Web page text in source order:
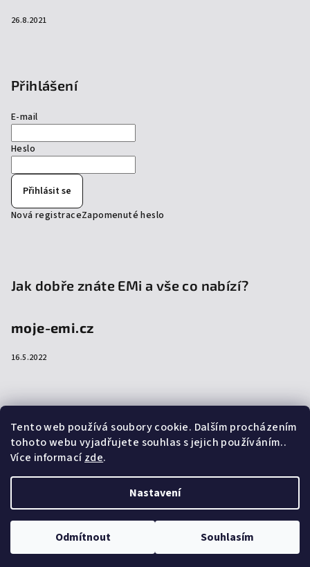
Tento web používá soubory cookie. Dalším procházením
tohoto webu vyjadřujete souhlas s jejich používáním..
Více informacízde.
Nastavení
Odmítnout Souhlasím
26.8.2021
Přihlášení
E-mail
Heslo
Přihlásit se
Nová registraceZapomenuté heslo
Jak dobře znáte EMi a vše co nabízí?
moje-emi.cz
16.5.2022
Přijímáme online platby
Upravit nastavení cookies
Vytvořil Shoptet